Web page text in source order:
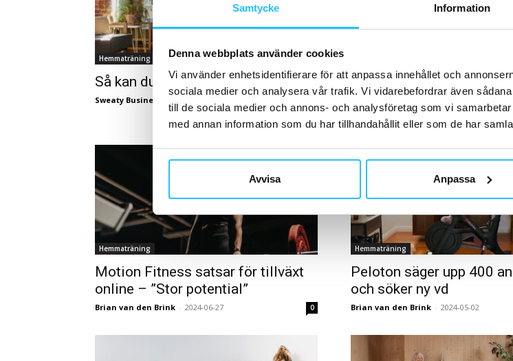
Samtycke Information
Denna webbplats använder cookies
Vi använder enhetsidentifierare för att anpassa innehållet och
sociala medier och analysera vår trafik. Vi vidarebefordrar även
till de sociala medier och annons- och analysföretag som vi
med annan information som du har tillhandahållit eller som de har
Avvisa Anpassa
Hemmaträning
Så kan du maxa hemmaträningen
Sweaty Business
Linn Löwes cashar in på
träningsapp Athli –
Brian van den Brink
Hemmaträning
Motion Fitness satsar för tillväxt
online – ”Stor potential”
Brian van den Brink - 2024-06-27 0
Hemmaträning
Peloton säger upp 400
och söker ny vd
Brian van den Brink - 2024-05-02